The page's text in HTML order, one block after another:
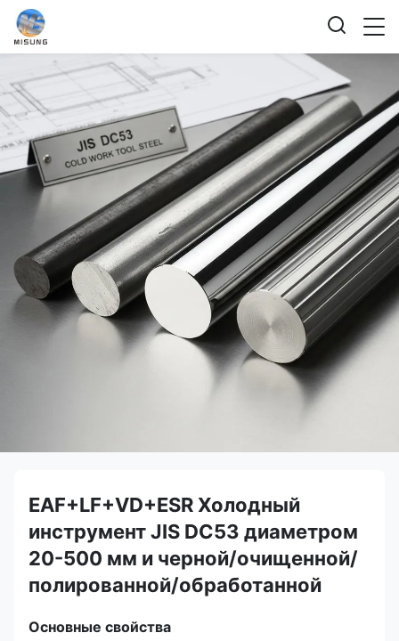
EAF+LF+VD+ESR Холодный
инструмент JIS DC53 диаметром
20-500 мм и черной/очищенной/
полированной/обработанной
Основные свойства